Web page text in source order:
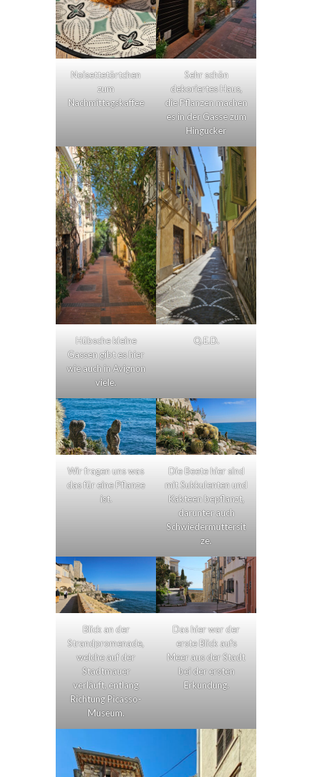
Noisettetörtchen
zum
Nachmittagskaffee
Sehr schön
dekoriertes Haus,
die Pflanzen machen
es in der Gasse zum
Hingucker
Hübsche kleine
Gassen gibt es hier
wie auch in Avignon
viele.
Q.E.D.
Wir fragen uns was
das für eine Pflanze
ist.
Die Beete hier sind
mit Sukkulenten und
Kakteen bepflanzt,
darunter auch
Schwiedermuttersit
ze.
Blick an der
Strandpromenade,
welche auf der
Stadtmauer
verläuft, entlang
Richtung Picasso-
Museum.
Das hier war der
erste Blick aufs
Meer aus der Stadt
bei der ersten
Erkundung.